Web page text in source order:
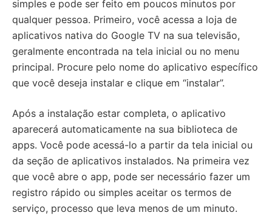
simples e pode ser feito em poucos minutos por
qualquer pessoa. Primeiro, você acessa a loja de
aplicativos nativa do Google TV na sua televisão,
geralmente encontrada na tela inicial ou no menu
principal. Procure pelo nome do aplicativo específico
que você deseja instalar e clique em “instalar”.
Após a instalação estar completa, o aplicativo
aparecerá automaticamente na sua biblioteca de
apps. Você pode acessá-lo a partir da tela inicial ou
da seção de aplicativos instalados. Na primeira vez
que você abre o app, pode ser necessário fazer um
registro rápido ou simples aceitar os termos de
serviço, processo que leva menos de um minuto.